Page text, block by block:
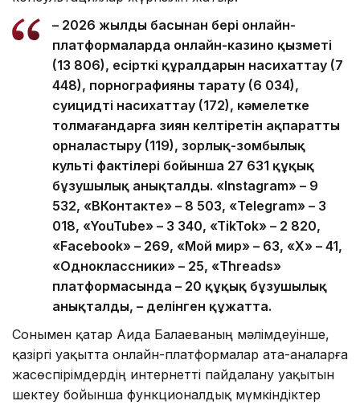
– 2026 жылдың басынан бері онлайн-
платформаларда онлайн-казино қызметі
(13 806), есірткі құралдарын насихаттау (7
448), порнографияны тарату (6 034),
суицидті насихаттау (172), кәмелетке
толмағандарға зиян келтіретін ақпаратты
орналастыру (119), зорлық-зомбылық
культі фактілері бойынша 27 631 құқық
бұзушылық анықталды. «Instagram» – 9
532, «ВКонтакте» – 8 503, «Telegram» – 3
018, «YouTube» – 3 340, «TikTok» – 2 820,
«Facebook» – 269, «Мой мир» – 63, «X» – 41,
«Одноклассники» – 25, «Threads»
платформасында – 20 құқық бұзушылық
анықталды, – делінген құжатта.
Сонымен қатар Аида Балаеваның мәлімдеуінше,
қазіргі уақытта онлайн-платформалар ата-аналарға
жасөспірімдердің интернетті пайдалану уақытын
шектеу бойынша функционалдық мүмкіндіктер